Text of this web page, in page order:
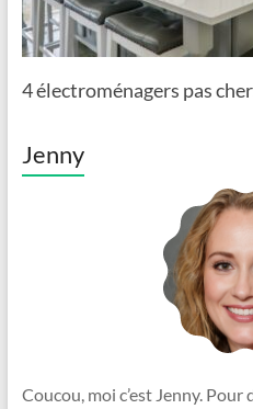
4 électroménagers pas
Jenny
Coucou, moi c’est Jenny.